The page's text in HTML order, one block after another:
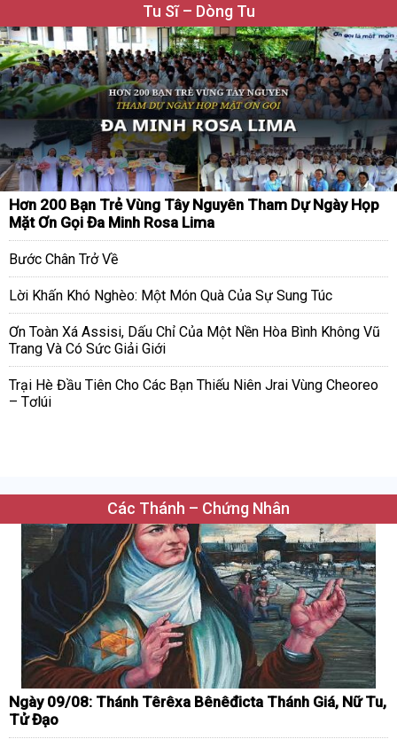
Tu Sĩ – Dòng Tu
Hơn 200 Bạn Trẻ Vùng Tây Nguyên Tham Dự Ngày Họp
Mặt Ơn Gọi Đa Minh Rosa Lima
Bước Chân Trở Về
Lời Khấn Khó Nghèo: Một Món Quà Của Sự Sung Túc
Ơn Toàn Xá Assisi, Dấu Chỉ Của Một Nền Hòa Bình Không Vũ
Trang Và Có Sức Giải Giới
Trại Hè Đầu Tiên Cho Các Bạn Thiếu Niên Jrai Vùng Cheoreo
– Tơlúi
Các Thánh – Chứng Nhân
Ngày 09/08: Thánh Têrêxa Bênêđicta Thánh Giá, Nữ Tu,
Tử Đạo